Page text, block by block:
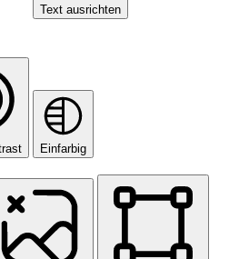
Text ausrichten
Einfarbig